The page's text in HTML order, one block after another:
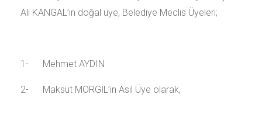
Ali KANGAL’ın doğal üye, Belediye Meclis Üyeleri;
1- Mehmet AYDIN
2- Maksut MORGİL’in Asil Üye olarak,